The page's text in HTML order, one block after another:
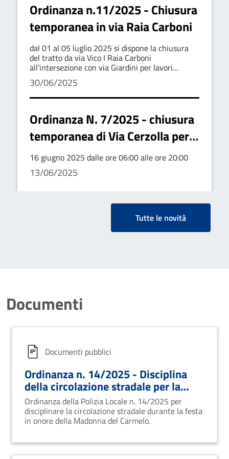
Ordinanza n.11/2025 - Chiusura
temporanea in via Raia Carboni
dal 01 al 05 luglio 2025 si dispone la chiusura
del tratto da via Vico I Raia Carboni
all’intersezione con via Giardini per lavori
stradali.
30/06/2025
Ordinanza N. 7/2025 - chiusura
temporanea di Via Cerzolla per
lavori stradali
16 giugno 2025 dalle ore 06:00 alle ore 20:00
13/06/2025
Tutte le novità
Documenti
Documenti pubblici
Ordinanza n. 14/2025 - Disciplina
della circolazione stradale per la
Festa della Madonna del Carmelo
Ordinanza della Polizia Locale n. 14/2025 per
disciplinare la circolazione stradale durante la festa
in onore della Madonna del Carmelo.